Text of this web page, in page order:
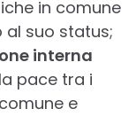
in comune
al suo status;
interna
pace tra i
e